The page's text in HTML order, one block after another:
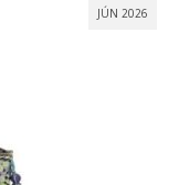
JÚN 2026